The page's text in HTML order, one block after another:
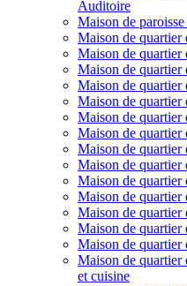
Auditoire
Maison de
Maison de quartier
Maison de quartier
Maison de
Maison de quartier
Maison de quartier
Maison de
Maison de quartier
Maison de quartier
Maison de quartier
Maison de quartier
Maison de quartier
Maison de quartier
Maison de quartier
Maison de quartier
Maison de quartier
et cuisine